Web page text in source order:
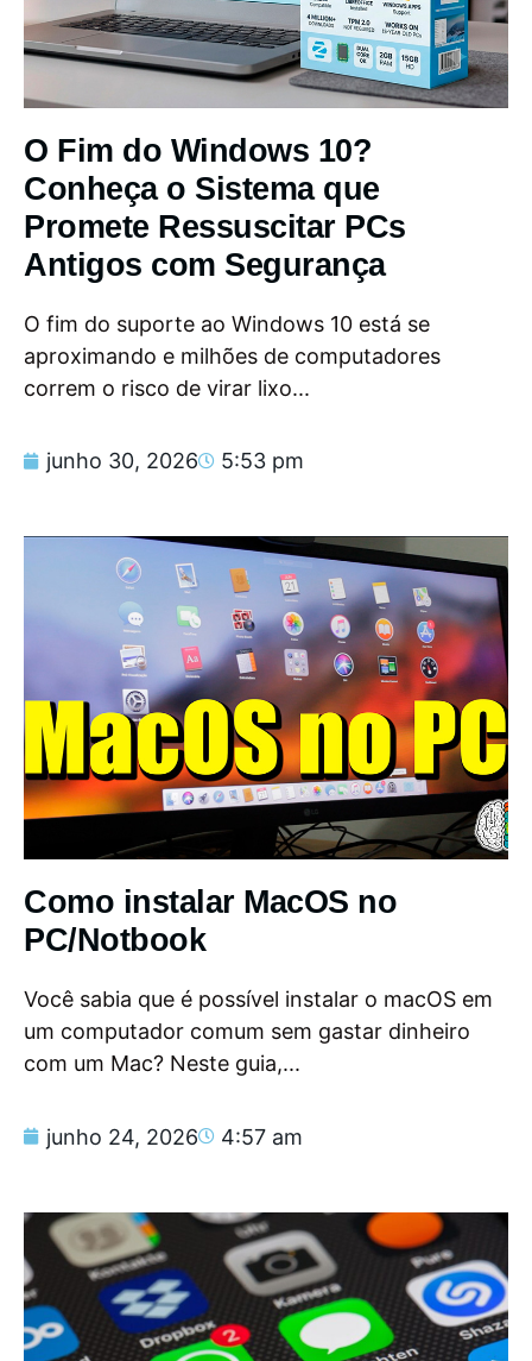
O Fim do Windows 10?
Conheça o Sistema que
Promete Ressuscitar PCs
Antigos com Segurança
O fim do suporte ao Windows 10 está se
aproximando e milhões de computadores
correm o risco de virar lixo...
junho 30, 2026 5:53 pm
Como instalar MacOS no
PC/Notbook
Você sabia que é possível instalar o macOS em
um computador comum sem gastar dinheiro
com um Mac? Neste guia,...
junho 24, 2026 4:57 am